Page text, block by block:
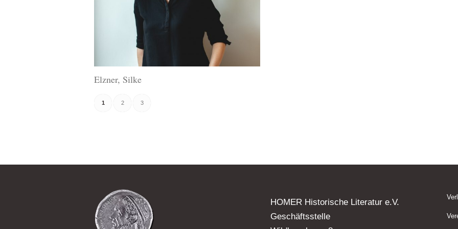
Elzner, Silke
1 2 3
HOMER Historische Literatur e.V.
Geschäftsstelle